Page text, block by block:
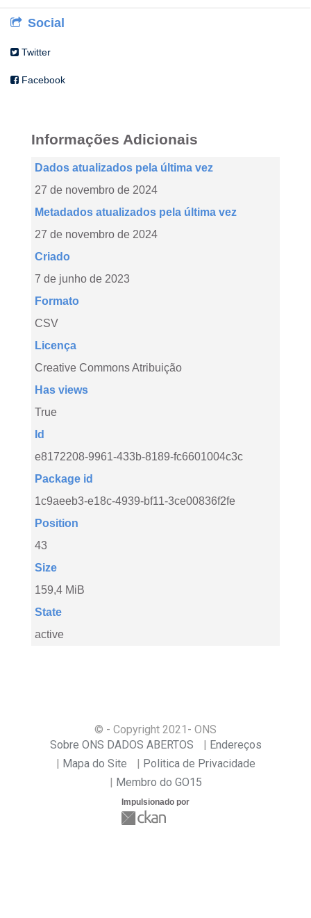
Social
Twitter
Facebook
Informações Adicionais
Dados atualizados pela última vez
27 de novembro de 2024
Metadados atualizados pela última vez
27 de novembro de 2024
Criado
7 de junho de 2023
Formato
CSV
Licença
Creative Commons Atribuição
Has views
True
Id
e8172208-9961-433b-8189-fc6601004c3c
Package id
1c9aeeb3-e18c-4939-bf11-3ce00836f2fe
Position
43
Size
159,4 MiB
State
active
© - Copyright 2021 - ONS
Sobre ONS DADOS ABERTOS
Endereços
Mapa do Site
Politica de Privacidade
Membro do GO15
Impulsionado por